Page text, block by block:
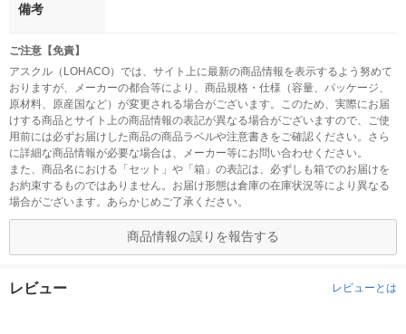
備考
ご注意【免責】
アスクル（LOHACO）では、サイト上に最新の商品情報を表示するよう努めて
おりますが、メーカーの都合等により、商品規格・仕様（容量、パッケージ、
原材料、原産国など）が変更される場合がございます。このため、実際にお届
けする商品とサイト上の商品情報の表記が異なる場合がございますので、ご使
用前には必ずお届けした商品の商品ラベルや注意書きをご確認ください。さら
に詳細な商品情報が必要な場合は、メーカー等にお問い合わせください。
また、商品名における「セット」や「箱」の表記は、必ずしも箱でのお届けを
お約束するものではありません。お届け形態は倉庫の在庫状況等により異なる
場合がございます。あらかじめご了承ください。
商品情報の誤りを報告する
レビュー レビューとは